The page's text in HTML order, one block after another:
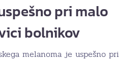
pri malo
bolnikov
melanoma je uspešno pri